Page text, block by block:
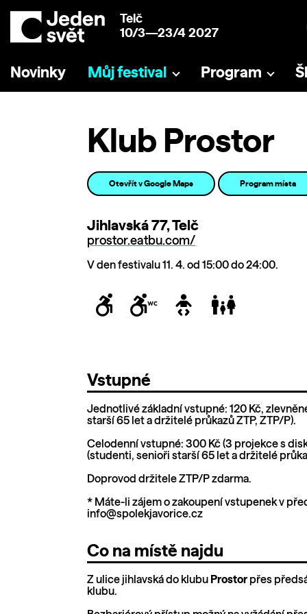
Telč
10/3—23/4 2027
Novinky Můj festival Program
Klub Prostor
Otevřít v Google Maps Program místa
Jihlavská 77, Telč
prostor.eatbu.com/
V den festivalu 11. 4. od 15:00 do 24:00.
Vstupné
Jednotlivé základní vstupné: 120 Kč,
starší 65 let a držitelé průkazů ZTP, ZTP/P).
Celodenní vstupné: 300 Kč (3 projekce s
(studenti, senioři starší 65 let a držitelé
Doprovod držitele ZTP/P zdarma.
* Máte-li zájem o zakoupení vstupenek v
info@spolekjavorice.cz
Co na místě najdu
Z ulice jihlavská do klubu Prostor přes
klubu.